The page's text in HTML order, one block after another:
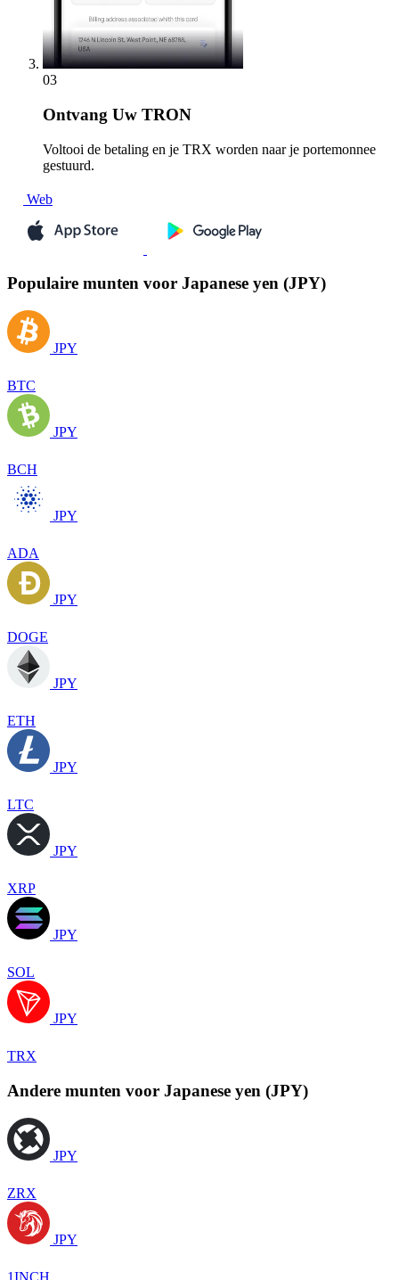
03
Ontvang Uw TRON
Voltooi de betaling en je TRX worden naar je portemonnee
gestuurd.
Web
Populaire munten voor Japanese yen (JPY)
JPY
BTC
JPY
BCH
JPY
ADA
JPY
DOGE
JPY
ETH
JPY
LTC
JPY
XRP
JPY
SOL
JPY
TRX
Andere munten voor Japanese yen (JPY)
JPY
ZRX
JPY
1INCH